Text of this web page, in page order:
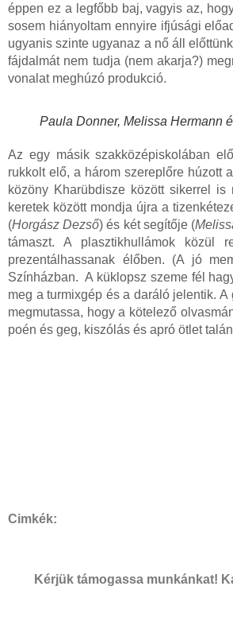
éppen ez a legfőbb baj, vagyis az,
sosem hiányoltam ennyire ifjúsági
ugyanis szinte ugyanaz a nő áll
fájdalmát nem tudja (nem akarja?)
vonalat meghúzó produkció.
Paula Donner, Melissa Hermann
Az egy másik szakközépiskolában
rukkolt elő, a három szereplőre húzott
közöny Kharübdisze között sikerrel
keretek között mondja újra a
(Horgász Dezső) és két segítője (
támaszt. A plasztikhullámok közül
prezentálhassanak élőben. (A jó
Színházban. A küklopsz szeme fél
meg a turmixgép és a daráló jelentik.
megmutassa, hogy a kötelező
poén és geg, kiszólás és apró ötlet
Cimkék:
Kérjük támogassa munkánkat!